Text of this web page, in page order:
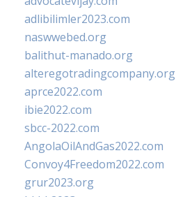
adlibilimler2023.com
naswwebed.org
balithut-manado.org
alteregotradingcompany.org
aprce2022.com
ibie2022.com
sbcc-2022.com
AngolaOilAndGas2022.com
Convoy4Freedom2022.com
grur2023.org